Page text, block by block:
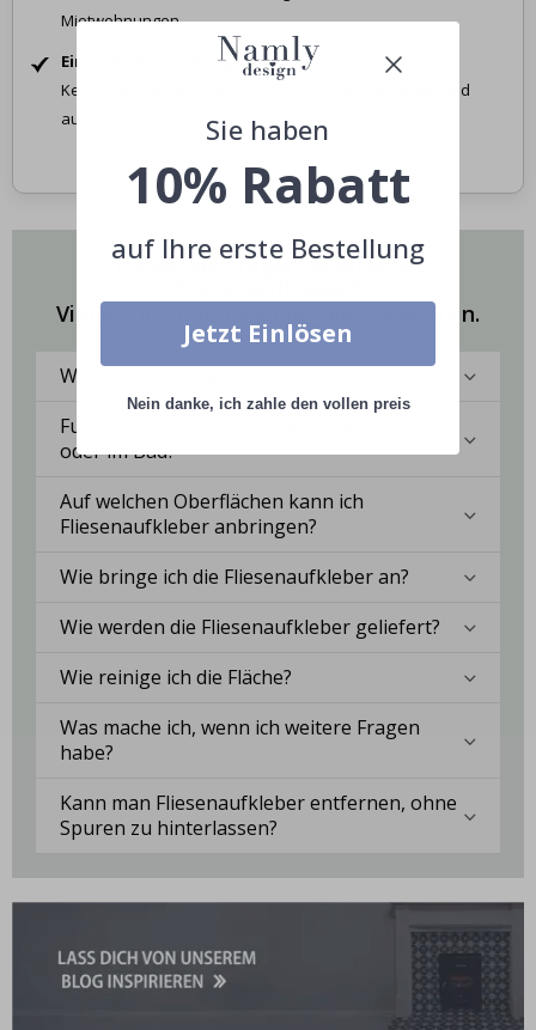
Mietwohnungen.
Einfache Anwendung
Keine Werkzeuge, kein Schmutz – einfach abziehen und
aufkleben.
Haben Sie Fragen zu unseren
Vielleicht finden Sie hier die Antworten.
Was sind Fliesenaufkleber?
Funktionieren die Aufkleber in der Küche
oder im Bad?
Auf welchen Oberflächen kann ich
Fliesenaufkleber anbringen?
Wie bringe ich die Fliesenaufkleber an?
Wie werden die Fliesenaufkleber geliefert?
Wie reinige ich die Fläche?
Was mache ich, wenn ich weitere Fragen
habe?
Kann man Fliesenaufkleber entfernen, ohne
Spuren zu hinterlassen?
Sie haben
10% Rabatt
auf Ihre erste Bestellung
Jetzt Einlösen
Nein danke, ich zahle den vollen preis